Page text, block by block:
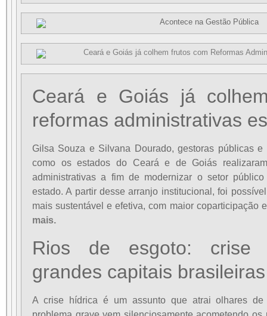
Ceará e Goiás já
reformas administrativas
Gilsa Souza e Silvana Dourado, gestoras públicas e
como os estados do Ceará e de Goiás
administrativas a fim de modernizar o setor
estado. A partir desse arranjo institucional, foi
mais sustentável e efetiva, com maior coparticipação
mais.
Rios de esgoto: crise
grandes capitais brasileiras
A crise hídrica é um assunto que atrai olhares